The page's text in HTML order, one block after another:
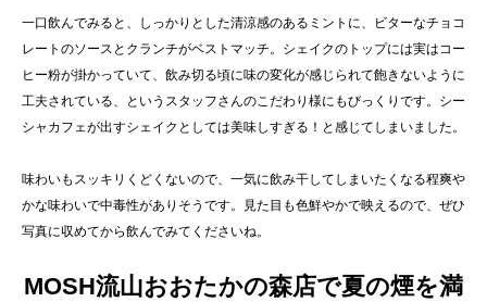
一口飲んでみると、しっかりとした清涼感のあるミントに、ビターなチョコ
レートのソースとクランチがベストマッチ。シェイクのトップには実はコー
ヒー粉が掛かっていて、飲み切る頃に味の変化が感じられて飽きないように
工夫されている、というスタッフさんのこだわり様にもびっくりです。シー
シャカフェが出すシェイクとしては美味しすぎる！と感じてしまいました。
味わいもスッキリくどくないので、一気に飲み干してしまいたくなる程爽や
かな味わいで中毒性がありそうです。見た目も色鮮やかで映えるので、ぜひ
写真に収めてから飲んでみてくださいね。
MOSH流山おおたかの森店で夏の煙を満